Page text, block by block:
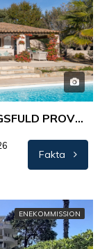
LES ADRETS : YDERST STEMNINGSFULD PROVENCEVILLA MED STORSLÅET PANORAMAUDSIGT
Fakta
ENEKOMMISSION